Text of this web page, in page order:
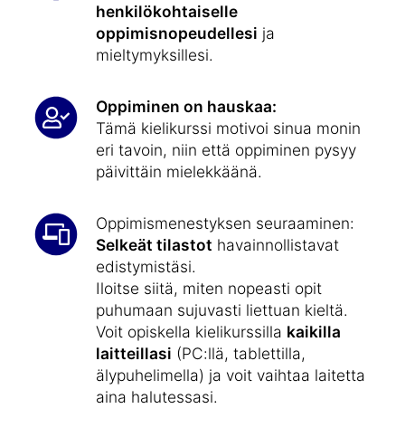
henkilökohtaiselle
oppimisnopeudellesi ja
mieltymyksillesi.
Oppiminen on hauskaa:
Tämä kielikurssi motivoi sinua monin
eri tavoin, niin että oppiminen pysyy
päivittäin mielekkäänä.
Oppimismenestyksen seuraaminen:
Selkeät tilastot havainnollistavat
edistymistäsi.
Iloitse siitä, miten nopeasti opit
puhumaan sujuvasti liettuan kieltä.
Voit opiskella kielikurssilla kaikilla
laitteillasi (PC:llä, tablettilla,
älypuhelimella) ja voit vaihtaa laitetta
aina halutessasi.